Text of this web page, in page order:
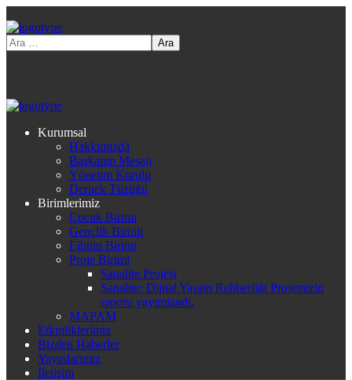
Kurumsal
Hakkımızda
Başkanın Mesajı
Yönetim Kurulu
Dernek Tüzüğü
Birimlerimiz
Çocuk Birimi
Gençlik Birimi
Eğitim Birimi
Proje Birimi
Sanalite Projesi
Sanalite: Dijital Yaşam Rehberliği Projemizin
raporu yayımlandı.
MAPAM
Etkinliklerimiz
Bizden Haberler
Yayınlarımız
İletişim